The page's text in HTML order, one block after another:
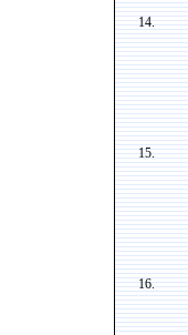
14.
15.
16.